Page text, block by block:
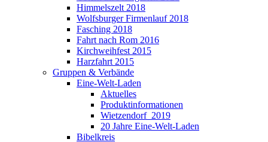
Himmelszelt 2018
Wolfsburger Firmenlauf 2018
Fasching 2018
Fahrt nach Rom 2016
Kirchweihfest 2015
Harzfahrt 2015
Gruppen & Verbände
Eine-Welt-Laden
Aktuelles
Produktinformationen
Wietzendorf_2019
20 Jahre Eine-Welt-Laden
Bibelkreis